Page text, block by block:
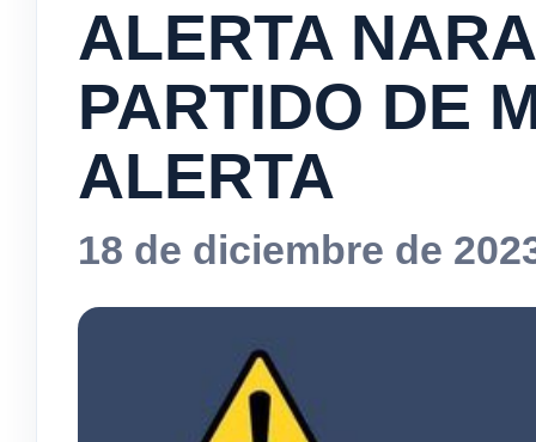
ALERTA
PARTIDO DE
ALERTA
18 de diciembre de